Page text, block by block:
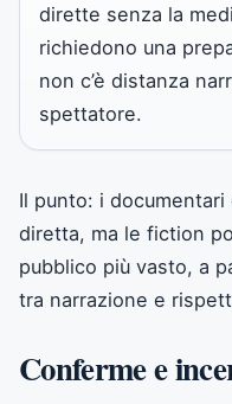
dirette senza la
richiedono una
non c’è distanza
spettatore.
Il punto: i
diretta, ma le fiction
pubblico più vasto, a
tra narrazione e
Conferme e